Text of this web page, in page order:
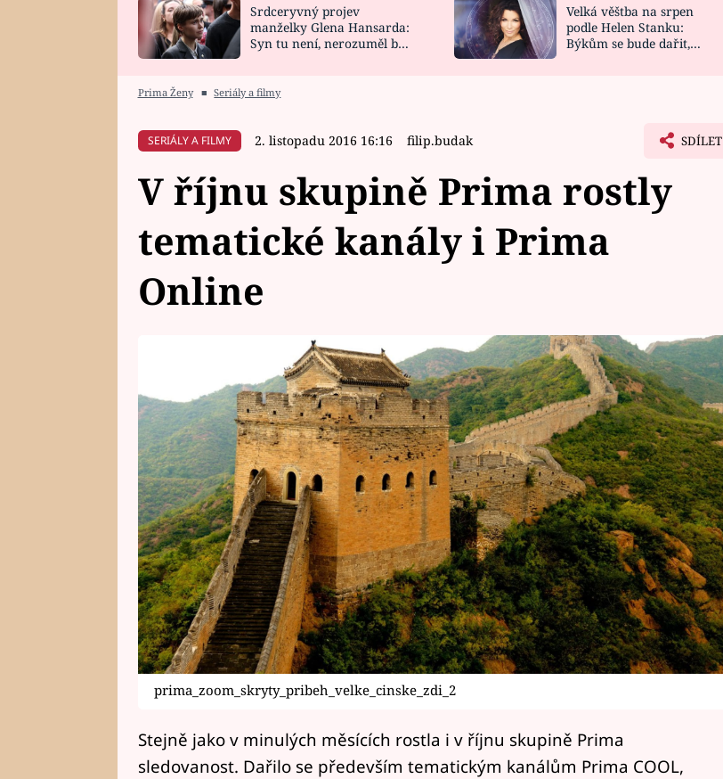
HOROSKOP NA
CELEBRITY
VAŘENÍ
NOVINKY
VIDEORECEPTY
Srdceryvný projev
manželky Glena Hansarda:
Syn tu není, nerozuměl by
Velká věštba na srpen
podle Helen Stanku:
Býkům se bude dařit,
Prima Ženy ■ Seriály a filmy
SERIÁLY A FILMY 2. listopadu 2016 16:16 filip.budak SDÍLET
V říjnu skupině Prima rostly
tematické kanály i Prima
Online
prima_zoom_skryty_pribeh_velke_cinske_zdi_2
Stejně jako v minulých měsících rostla i v říjnu skupině Prima
sledovanost. Dařilo se především tematickým kanálům Prima COOL,